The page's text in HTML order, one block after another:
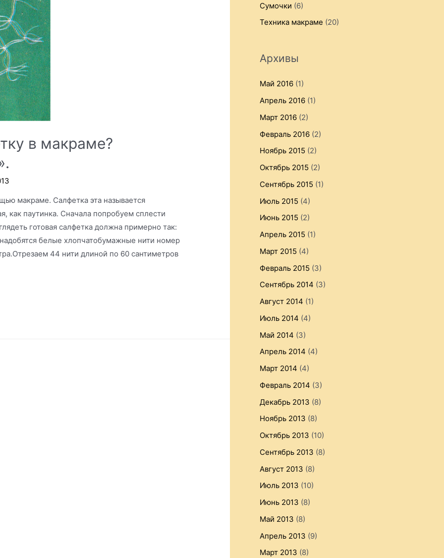
в макраме?
макраме. Салфетка эта называется
как паутинка. Сначала попробуем сплести
готовая салфетка должна примерно так:
белые хлопчатобумажные нити номер
44 нити длиной по 60 сантиметров
Сумочки (6)
Техника макраме (20)
Архивы
Май 2016 (1)
Апрель 2016 (1)
Март 2016 (2)
Февраль 2016 (2)
Ноябрь 2015 (2)
Октябрь 2015 (2)
Сентябрь 2015 (1)
Июль 2015 (4)
Июнь 2015 (2)
Апрель 2015 (1)
Март 2015 (4)
Февраль 2015 (3)
Сентябрь 2014 (3)
Август 2014 (1)
Июль 2014 (4)
Май 2014 (3)
Апрель 2014 (4)
Март 2014 (4)
Февраль 2014 (3)
Декабрь 2013 (8)
Ноябрь 2013 (8)
Октябрь 2013 (10)
Сентябрь 2013 (8)
Август 2013 (8)
Июль 2013 (10)
Июнь 2013 (8)
Май 2013 (8)
Апрель 2013 (9)
Март 2013 (8)